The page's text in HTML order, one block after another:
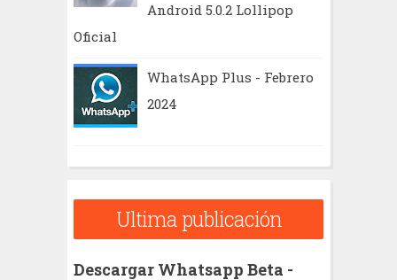
Android 5.0.2 Lollipop
Oficial
WhatsApp Plus - Febrero
2024
Ultima publicación
Descargar Whatsapp Beta -